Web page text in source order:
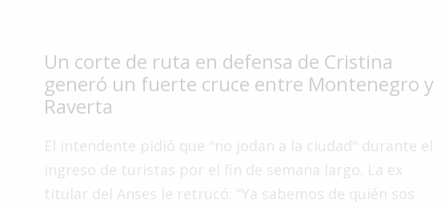
Interés
General
Deportes
Arte
Un corte de ruta en defensa de Cristina
generó un fuerte cruce entre Montenegro y
Raverta
El intendente pidió que "no jodan a la ciudad" durante el
ingreso de turistas por el fin de semana largo. La ex
titular del Anses le retrucó: "Ya sabemos de quién sos